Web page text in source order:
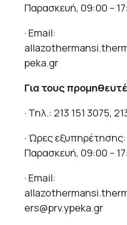
Παρασκευή, 09:00 –
· Email:
peka.gr
Για τους
· Τηλ.: 213 151 3075,
· Ώρες
Παρασκευή, 09:00 –
· Email:
ers@prv.ypeka.gr